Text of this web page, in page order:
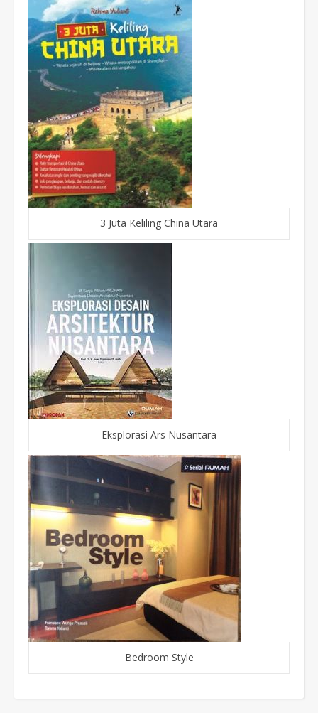
3 Juta Keliling China Utara
Eksplorasi Ars Nusantara
Bedroom Style